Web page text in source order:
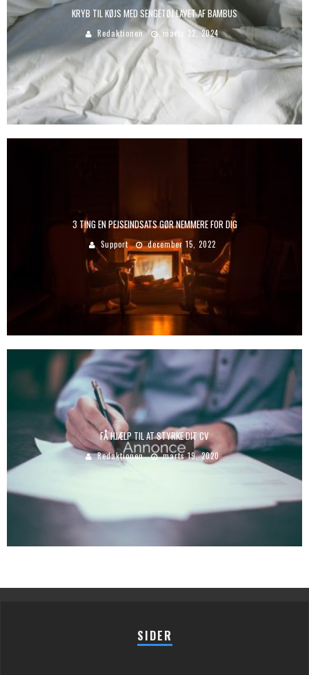
KRYB TIL KØJS MED SENGETØJ LAVET AF BAMBUS
Redaktionen marts 22, 2024
3 TING EN PEJSEINDSATS GØR NEMMERE FOR DIG
Support december 15, 2022
FÅ HJÆLP TIL AT STYRKE DIT CV
Redaktionen marts 19, 2020
SIDER